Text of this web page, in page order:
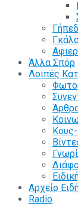
Άλλα Σπόρ
Λοιπές
Αρχείο
Radio